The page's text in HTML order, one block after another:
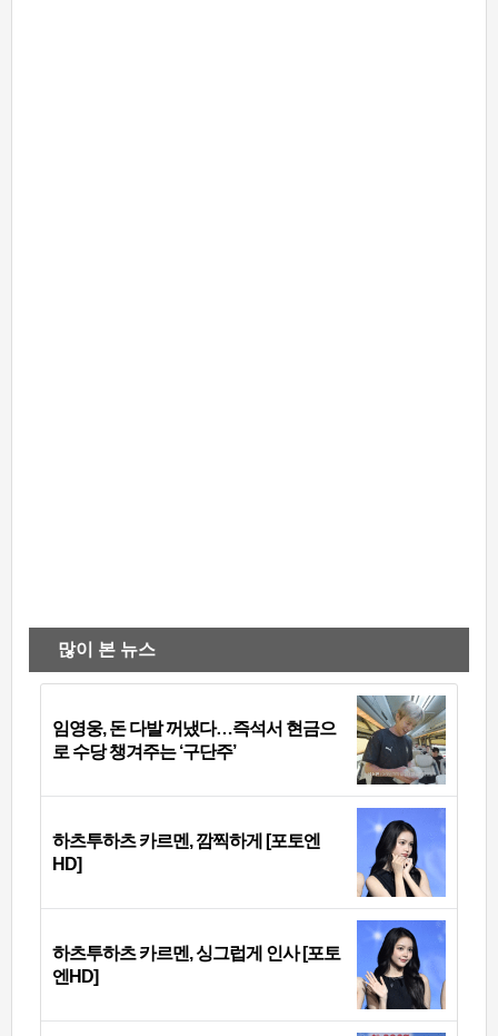
많이 본 뉴스
임영웅, 돈 다발 꺼냈다…즉석서 현금으
로 수당 챙겨주는 ‘구단주’
하츠투하츠 카르멘, 깜찍하게 [포토엔
HD]
하츠투하츠 카르멘, 싱그럽게 인사 [포토
엔HD]